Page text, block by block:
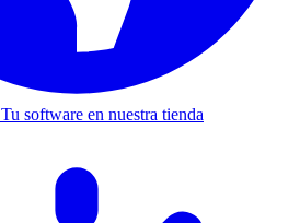
Tu software en nuestra tienda